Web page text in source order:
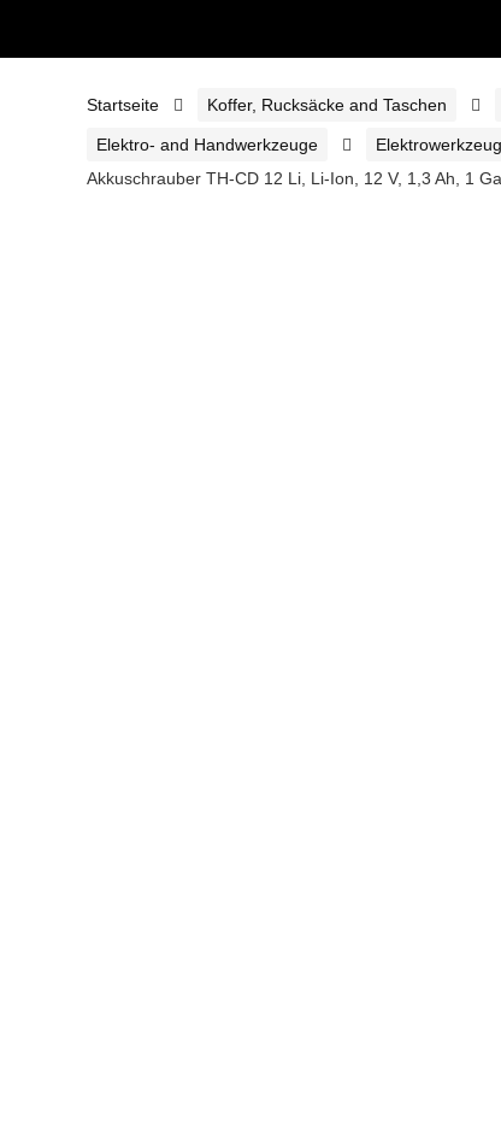
Startseite Koffer, Rucksäcke and Taschen
Elektro- and Handwerkzeuge
Akkuschrauber TH-CD 12 Li, Li-Ion, 12 V, 1,3 Ah, 1